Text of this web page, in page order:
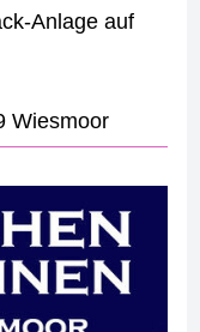
Wiesmoor
Anlage auf